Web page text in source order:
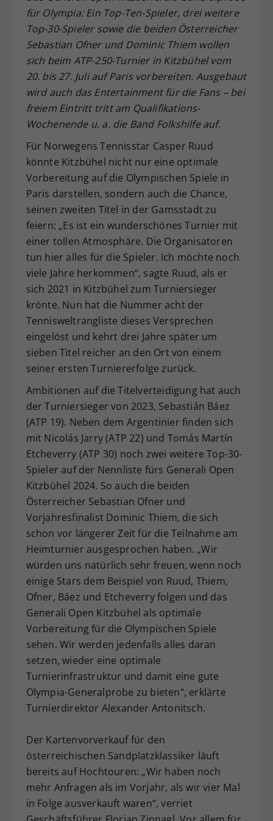
für Olympia: Ein Top-Ten-Spieler, drei weitere
Top-30-Spieler sowie die beiden Österreicher
Sebastian Ofner und Dominic Thiem wollen
sich beim ATP-250-Turnier in Kitzbühel vom
20. bis 27. Juli auf Paris vorbereiten. Ausgebaut
wird auch das Entertainment für die Fans – bei
freiem Eintritt tritt am Qualifikations-
Wochenende u. a. die Band Folkshilfe auf.
Für Norwegens Tennisstar Casper Ruud
könnte Kitzbühel nicht nur eine optimale
Vorbereitung auf die Olympischen Spiele in
Paris darstellen, sondern auch die Chance,
seinen zweiten Titel in der Gamsstadt zu
feiern: „Es ist ein wunderschönes Turnier mit
einer tollen Atmosphäre. Die Organisatoren
tun hier alles für die Spieler. Ich möchte noch
viele Jahre herkommen“, sagte Ruud, als er
sich 2021 in Kitzbühel zum Turniersieger
krönte. Nun hat die Nummer acht der
Tennisweltrangliste dieses Versprechen
eingelöst und kehrt drei Jahre später um
sieben Titel reicher an den Ort von einem
seiner ersten Turniererfolge zurück.
Ambitionen auf die Titelverteidigung hat auch
der Turniersieger von 2023, Sebastián Báez
(ATP 19). Neben dem Argentinier finden sich
mit Nicolás Jarry (ATP 22) und Tomás Martín
Etcheverry (ATP 30) noch zwei weitere Top-30-
Spieler auf der Nennliste fürs Generali Open
Kitzbühel 2024. So auch die beiden
Österreicher Sebastian Ofner und
Vorjahresfinalist Dominic Thiem, die sich
schon vor längerer Zeit für die Teilnahme am
Heimturnier ausgesprochen haben. „Wir
würden uns natürlich sehr freuen, wenn noch
einige Stars dem Beispiel von Ruud, Thiem,
Ofner, Báez und Etcheverry folgen und das
Generali Open Kitzbühel als optimale
Vorbereitung für die Olympischen Spiele
sehen. Wir werden jedenfalls alles daran
setzen, wieder eine optimale
Turnierinfrastruktur und damit eine gute
Olympia-Generalprobe zu bieten“, erklärte
Turnierdirektor Alexander Antonitsch.
Der Kartenvorverkauf für den
österreichischen Sandplatzklassiker läuft
bereits auf Hochtouren: „Wir haben noch
mehr Anfragen als im Vorjahr, als wir vier Mal
in Folge ausverkauft waren“, verriet
Zweck
Dieser Wert speichert Ihre Consent-
Einstellungen. Unter anderem eine
zufällig generierte ID, für die
historische Speicherung Ihrer
Webseiten-Betreiber dies eingestellt
hat.